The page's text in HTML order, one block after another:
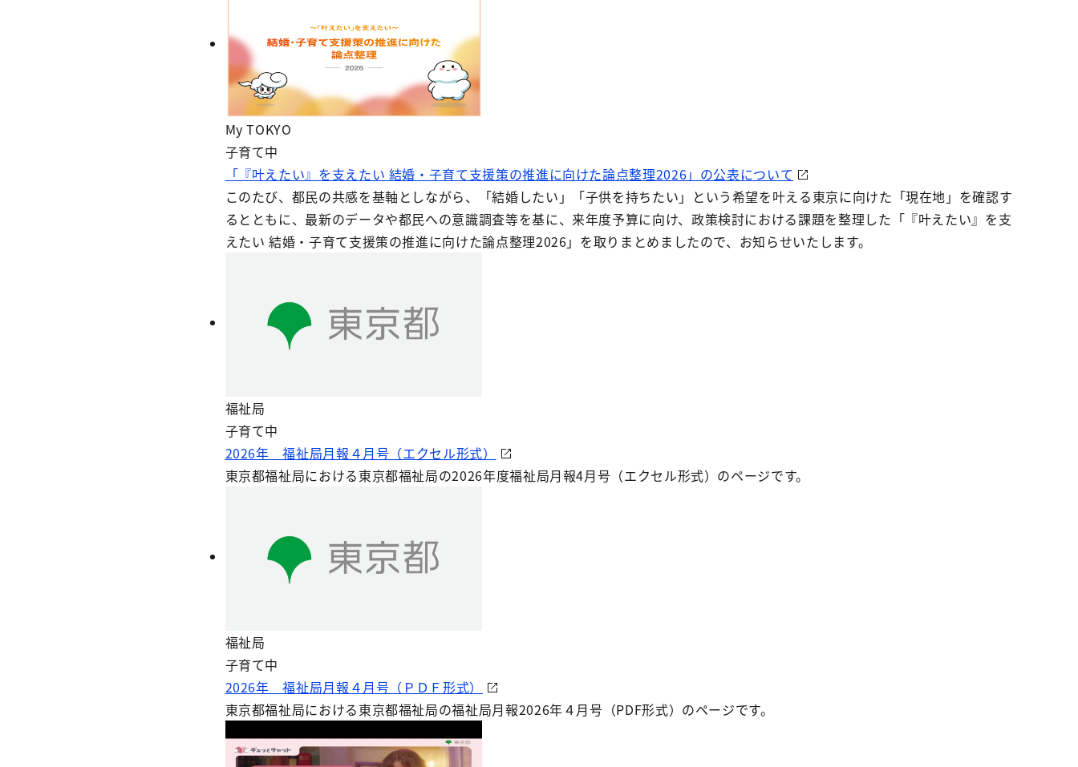
My TOKYO
子育て中
「『叶えたい』を支えたい 結婚・子育て支援策の推進に向けた論点整理2026」の公表について
このたび、都民の共感を基軸としながら、「結婚したい」「子供を持ちたい」という希望を叶える東京に向けた「現在地」を確認す
るとともに、最新のデータや都民への意識調査等を基に、来年度予算に向け、政策検討における課題を整理した「『叶えたい』を支
えたい 結婚・子育て支援策の推進に向けた論点整理2026」を取りまとめましたので、お知らせいたします。
福祉局
子育て中
2026年 福祉局月報４月号（エクセル形式）
東京都福祉局における東京都福祉局の2026年度福祉局月報4月号（エクセル形式）のページです。
福祉局
子育て中
2026年 福祉局月報４月号（ＰＤＦ形式）
東京都福祉局における東京都福祉局の福祉局月報2026年４月号（PDF形式）のページです。